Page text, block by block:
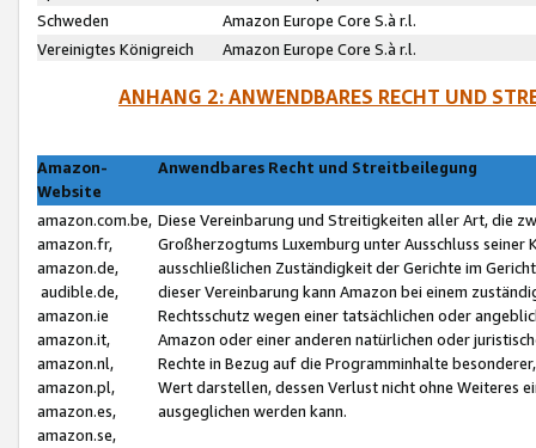
Schweden
Amazon Europe Core S.à r.l.
Vereinigtes Königreich
Amazon Europe Core S.à r.l.
ANHANG 2: ANWENDBARES RECHT UND
Amazon-
Website
Anwendbares Recht und Streitbeilegung
amazon.com.be,
amazon.fr,
amazon.de,
audible.de,
amazon.ie
amazon.it,
amazon.nl,
amazon.pl,
amazon.es,
amazon.se,
Diese Vereinbarung und Streitigkeiten aller Art, die
Großherzogtums Luxemburg unter Ausschluss
ausschließlichen Zuständigkeit der Gerichte im
dieser Vereinbarung kann Amazon bei einem
Rechtsschutz wegen einer tatsächlichen oder
Amazon oder einer anderen natürlichen oder
Rechte in Bezug auf die Programminhalte
Wert darstellen, dessen Verlust nicht ohne Weiteres
ausgeglichen werden kann.